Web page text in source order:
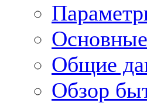
Общие
Обзор